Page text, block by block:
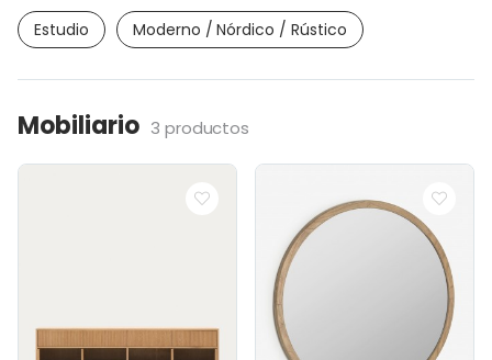
Estudio Moderno / Nórdico / Rústico
Mobiliario 3 productos